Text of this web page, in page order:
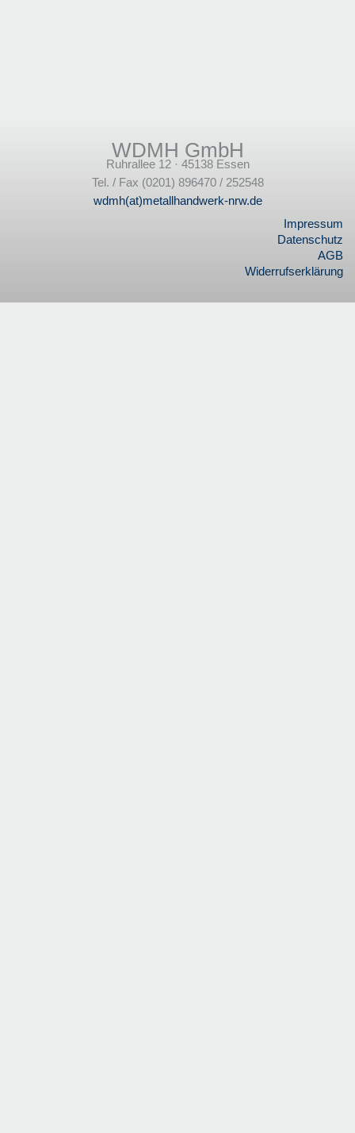
WDMH GmbH
Ruhrallee 12 · 45138 Essen
Tel. / Fax (0201) 896470 / 252548
wdmh(at)metallhandwerk-nrw.de
Impressum
Datenschutz
AGB
Widerrufserklärung